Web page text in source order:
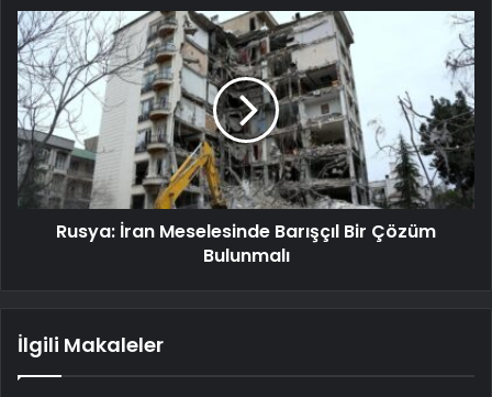
Rusya: İran Meselesinde Barışçıl Bir Çözüm
Bulunmalı
İlgili Makaleler